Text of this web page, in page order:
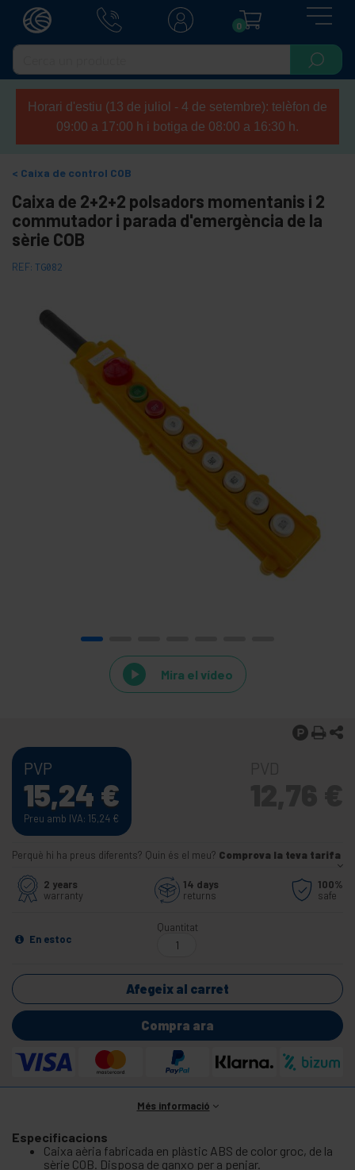
0
Horari d'estiu (13 de juliol - 4 de setembre): telèfon de
09:00 a 17:00 h i botiga de 08:00 a 16:30 h.
Caixa de control COB
Caixa de 2+2+2 polsadors momentanis i 2
commutador i parada d'emergència de la
sèrie COB
REF: TG082
Mira el vídeo
PVP
15,24 €
Preu amb IVA: 15,24 €
Perquè hi ha preus diferents? Quin és el meu? Comprova la teva tarifa
2 years
warranty
14 days
returns
100%
safe
En estoc
Quantitat
Afegeix al carret
Compra ara
Més informació
Especificacions
Caixa aèria fabricada en plàstic ABS de color groc, de la
sèrie COB. Disposa de ganxo per a penjar.